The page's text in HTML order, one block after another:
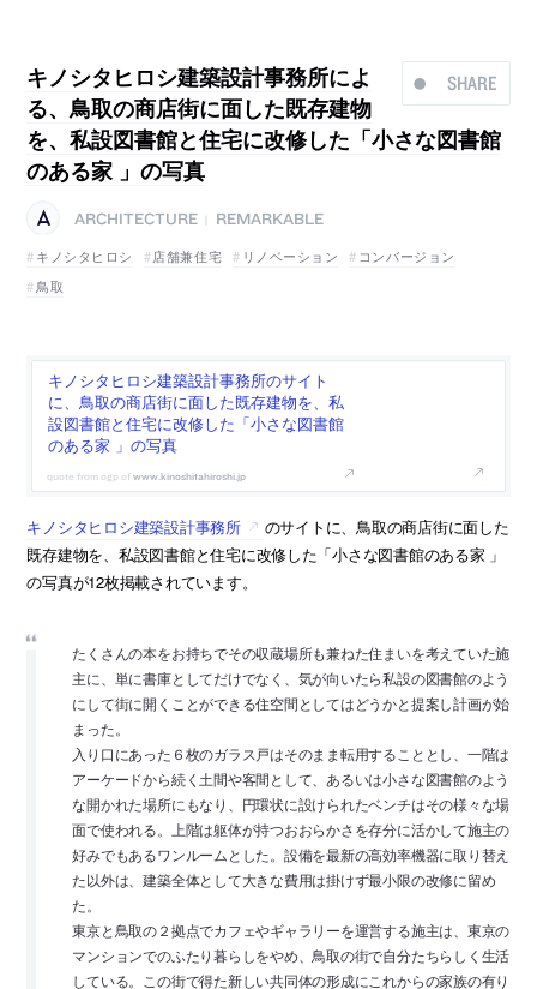
SHARE
キノシタヒロシ建築設計事務所によ
る、鳥取の商店街に面した既存建物
を、私設図書館と住宅に改修した「小さな図書館
のある家 」の写真
ARCHITECTURE
REMARKABLE
キノシタヒロシ
店舗兼住宅 リノベーション
コンバージョン
鳥取
キノシタヒロシ建築設計事務所のサイト
に、鳥取の商店街に面した既存建物を、私
設図書館と住宅に改修した「小さな図書館
のある家 」の写真
www.kinoshitahiroshi.jp
キノシタヒロシ建築設計事務所
のサイトに、鳥取の商店街に面した
既存建物を、私設図書館と住宅に改修した「小さな図書館のある家 」
の写真が12枚掲載されています。
たくさんの本をお持ちでその収蔵場所も兼ねた住まいを考えていた施
主に、単に書庫としてだけでなく、気が向いたら私設の図書館のよう
にして街に開くことができる住空間としてはどうかと提案し計画が始
まった。
入り口にあった６枚のガラス戸はそのまま転用することとし、一階は
アーケードから続く土間や客間として、あるいは小さな図書館のよう
な開かれた場所にもなり、円環状に設けられたベンチはその様々な場
面で使われる。上階は躯体が持つおおらかさを存分に活かして施主の
好みでもあるワンルームとした。設備を最新の高効率機器に取り替え
た以外は、建築全体として大きな費用は掛けず最小限の改修に留め
た。
東京と鳥取の２拠点でカフェやギャラリーを運営する施主は、東京の
マンションでのふたり暮らしをやめ、鳥取の街で自分たちらしく生活
している。この街で得た新しい共同体の形成にこれからの家族の有り